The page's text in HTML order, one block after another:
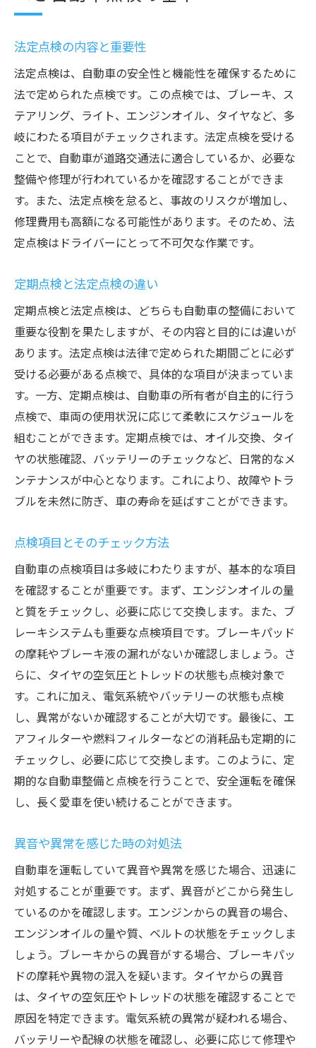
法定点検の内容と重要性
法定点検は、自動車の安全性と機能性を確保するために
法で定められた点検です。この点検では、ブレーキ、ス
テアリング、ライト、エンジンオイル、タイヤなど、多
岐にわたる項目がチェックされます。法定点検を受ける
ことで、自動車が道路交通法に適合しているか、必要な
整備や修理が行われているかを確認することができま
す。また、法定点検を怠ると、事故のリスクが増加し、
修理費用も高額になる可能性があります。そのため、法
定点検はドライバーにとって不可欠な作業です。
定期点検と法定点検の違い
定期点検と法定点検は、どちらも自動車の整備において
重要な役割を果たしますが、その内容と目的には違いが
あります。法定点検は法律で定められた期間ごとに必ず
受ける必要がある点検で、具体的な項目が決まっていま
す。一方、定期点検は、自動車の所有者が自主的に行う
点検で、車両の使用状況に応じて柔軟にスケジュールを
組むことができます。定期点検では、オイル交換、タイ
ヤの状態確認、バッテリーのチェックなど、日常的なメ
ンテナンスが中心となります。これにより、故障やトラ
ブルを未然に防ぎ、車の寿命を延ばすことができます。
点検項目とそのチェック方法
自動車の点検項目は多岐にわたりますが、基本的な項目
を確認することが重要です。まず、エンジンオイルの量
と質をチェックし、必要に応じて交換します。また、ブ
レーキシステムも重要な点検項目です。ブレーキパッド
の摩耗やブレーキ液の漏れがないか確認しましょう。さ
らに、タイヤの空気圧とトレッドの状態も点検対象で
す。これに加え、電気系統やバッテリーの状態も点検
し、異常がないか確認することが大切です。最後に、エ
アフィルターや燃料フィルターなどの消耗品も定期的に
チェックし、必要に応じて交換します。このように、定
期的な自動車整備と点検を行うことで、安全運転を確保
し、長く愛車を使い続けることができます。
異音や異常を感じた時の対処法
自動車を運転していて異音や異常を感じた場合、迅速に
対処することが重要です。まず、異音がどこから発生し
ているのかを確認します。エンジンからの異音の場合、
エンジンオイルの量や質、ベルトの状態をチェックしま
しょう。ブレーキからの異音がする場合、ブレーキパッ
ドの摩耗や異物の混入を疑います。タイヤからの異音
は、タイヤの空気圧やトレッドの状態を確認することで
原因を特定できます。電気系統の異常が疑われる場合、
バッテリーや配線の状態を確認し、必要に応じて修理や